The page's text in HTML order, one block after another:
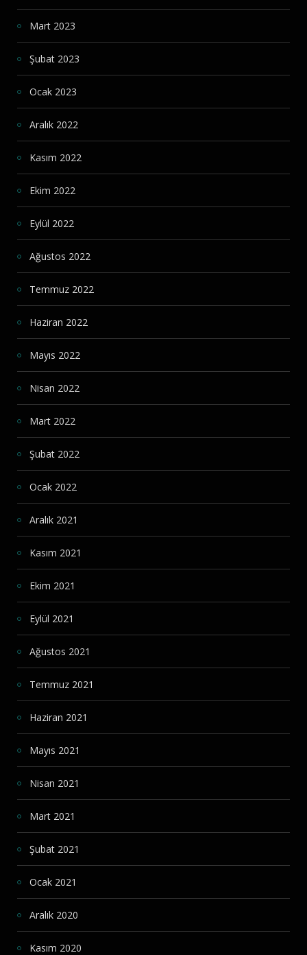
Mart 2023
Şubat 2023
Ocak 2023
Aralık 2022
Kasım 2022
Ekim 2022
Eylül 2022
Ağustos 2022
Temmuz 2022
Haziran 2022
Mayıs 2022
Nisan 2022
Mart 2022
Şubat 2022
Ocak 2022
Aralık 2021
Kasım 2021
Ekim 2021
Eylül 2021
Ağustos 2021
Temmuz 2021
Haziran 2021
Mayıs 2021
Nisan 2021
Mart 2021
Şubat 2021
Ocak 2021
Aralık 2020
Kasım 2020